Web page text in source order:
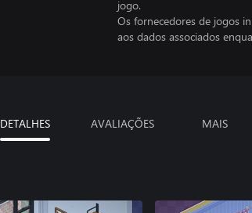
jogo.
Os fornecedores de jogos
aos dados associados
DETALHES AVALIAÇÕES MAIS